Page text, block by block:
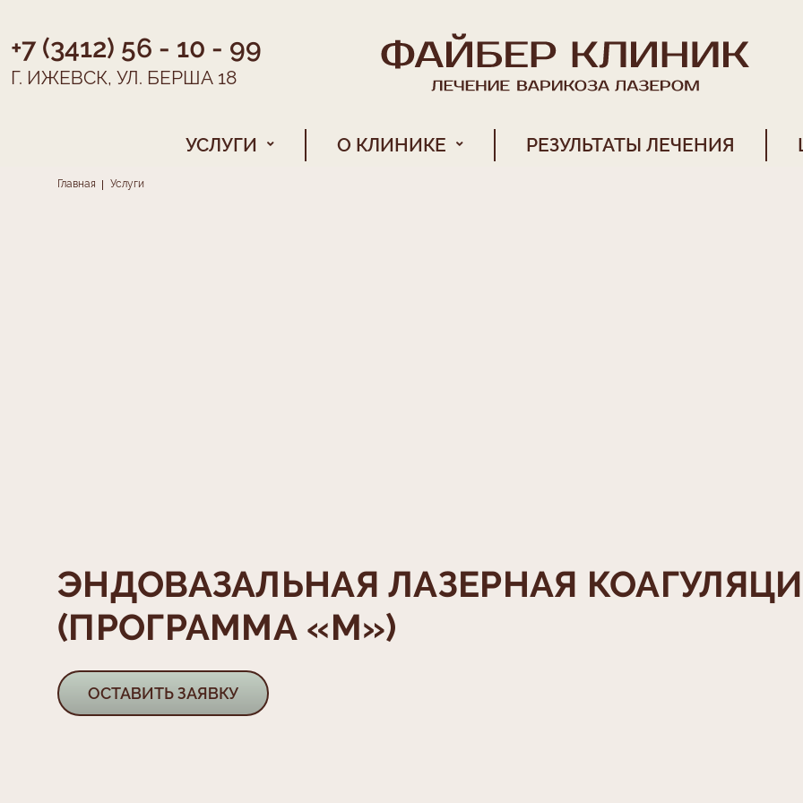
+7 (3412) 56 - 10 - 99
Г. ИЖЕВСК, УЛ. БЕРША 18
Основная навигация
УСЛУГИ О КЛИНИКЕ РЕЗУЛЬТАТЫ ЛЕЧЕНИЯ
Строка навигации
Главная Услуги
ЭНДОВАЗАЛЬНАЯ ЛАЗЕРНАЯ
(ПРОГРАММА «M»)
ОСТАВИТЬ ЗАЯВКУ